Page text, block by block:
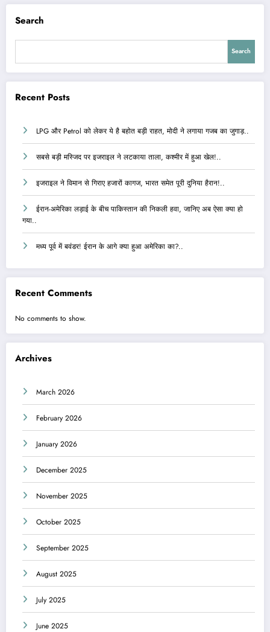
Search
Search
Recent Posts
LPG और Petrol को लेकर ये है बहोत बड़ी राहत, मोदी ने लगाया गजब का जुगाड़..
सबसे बड़ी मस्जिद पर इजराइल ने लटकाया ताला, कश्मीर में हुआ खेल!..
इजराइल ने विमान से गिराए हजारों कागज, भारत समेत पूरी दुनिया हैरान!..
ईरान-अमेरिका लड़ाई के बीच पाकिस्तान की निकली हवा, जानिए अब ऐसा क्या हो
गया..
मध्य पूर्व में बवंडर! ईरान के आगे क्या हुआ अमेरिका का?..
Recent Comments
No comments to show.
Archives
March 2026
February 2026
January 2026
December 2025
November 2025
October 2025
September 2025
August 2025
July 2025
June 2025